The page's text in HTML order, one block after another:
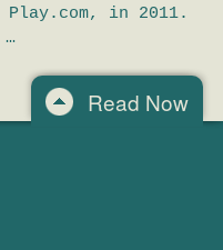
in 2011.
…
Read Now